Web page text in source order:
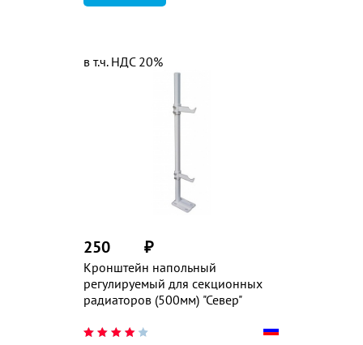
Кронштейн напольный
регулируемый для секционных
радиаторов (500мм) "Север"
250 ₽
в т.ч. НДС 20%